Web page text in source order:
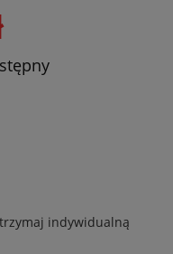
indywidualną